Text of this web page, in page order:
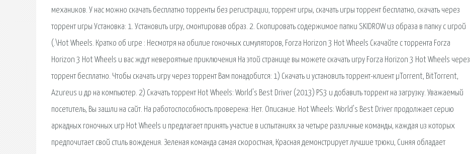
механиков. У нас можно скачать бесплатно торренты без регистрации, торрент игры, скачать игры торрент бесплатно, скачать через
торрент игры Установка: 1. Установить игру, смонтировав образ. 2. Скопировать содержимое папки SKIDROW из образа в папку с игрой
(.\Hot Wheels. Кратко об игре : Несмотря на обилие гоночных симуляторов, Forza Horizon 3 Hot Wheels Скачайте с торрента Forza
Horizon 3 Hot Wheels и вас ждут невероятные приключения На этой странице вы можете скачать игру Forza Horizon 3 Hot Wheels через
торрент бесплатно. Чтобы скачать игру через торрент Вам понадобится: 1) Скачать и установить торрент-клиент µTorrent, BitTorrent,
Azureus и др на компьютер. 2) Скачать торрент Hot Wheels: World's Best Driver (2013) PS3 и добавить торрент на загрузку. Уважаемый
посетитель, Вы зашли на сайт. На работоспособность проверена: Нет. Описание. Hot Wheels: World's Best Driver продолжает серию
аркадных гоночных игр Hot Wheels и предлагает принять участие в испытаниях за четыре различные команды, каждая из которых
предпочитает свой стиль вождения. Зеленая команда самая скоростная, Красная демонстрирует лучшие трюки, Синяя обладает